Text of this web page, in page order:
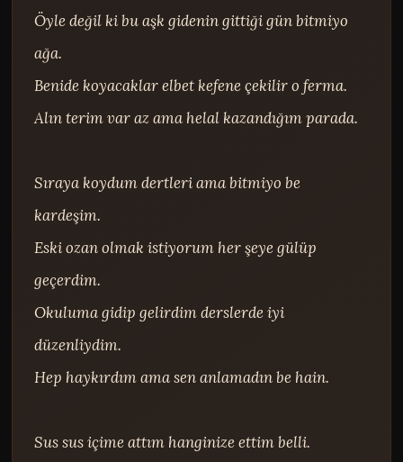
Öyle değil ki bu aşk gidenin gittiği gün bitmiyo
ağa.
Benide koyacaklar elbet kefene çekilir o ferma.
Alın terim var az ama helal kazandığım parada.
Sıraya koydum dertleri ama bitmiyo be
kardeşim.
Eski ozan olmak istiyorum her şeye gülüp
geçerdim.
Okuluma gidip gelirdim derslerde iyi
düzenliydim.
Hep haykırdım ama sen anlamadın be hain.
Sus sus içime attım hanginize ettim belli.